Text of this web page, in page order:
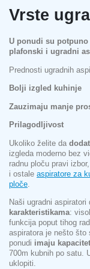
Vrste
U ponudi su
plafonski i ugradni
Prednosti ugradnih
Bolji izgled kuhinje
Zauzimaju manje
Prilagodljivost
Ukoliko želite da
izgleda moderno bez
radnu ploču pravi
i ostale aspiratore za
ploče
Naši ugradni aspiratori
karakteristikama:
funkcija poput tihog
aspiratora je nešto što
ponudi imaju kapacitet
700m kubnih po satu.
uklopiti.